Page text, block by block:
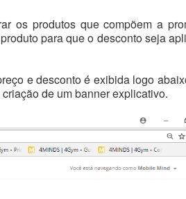
os produtos que compõem a
para que o desconto seja
e desconto é exibida logo
de um banner explicativo.